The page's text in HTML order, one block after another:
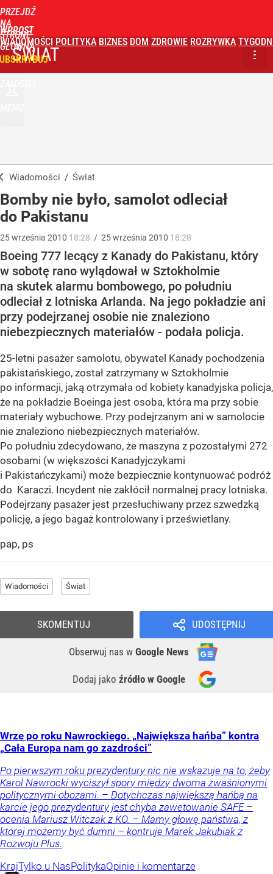
PRZEJDŹ
NA
STRONĘ
GŁÓWNĄ
WPROST
WIADOMOŚCI POLITYKA BIZNES DOM ZDROWIE ROZRYWKA
ŚWIAT
Wiadomości / Świat
Bomby nie było, samolot odleciał
do Pakistanu
25września 2010 18:28 / 25września 2010 18:28
Boeing 777 lecący z Kanady do Pakistanu, który
w sobotę rano wylądował w Sztokholmie
na skutek alarmu bombowego, po południu
odleciał z lotniska Arlanda. Na jego pokładzie ani
przy podejrzanej osobie nie znaleziono
niebezpiecznych materiałów - podała policja.
25-letni pasażer samolotu, obywatel Kanady pochodzenia
pakistańskiego, został zatrzymany w Sztokholmie
po informacji, jaką otrzymała od kobiety kanadyjska policja,
że na pokładzie Boeinga jest osoba, która ma przy sobie
materiały wybuchowe. Przy podejrzanym ani w samolocie
nie znaleziono niebezpiecznych materiałów.
Po południu zdecydowano, że maszyna z pozostałymi 272
osobami (w większości Kanadyjczykami
i Pakistańczykami) może bezpiecznie kontynuować podróż
do Karaczi. Incydent nie zakłócił normalnej pracy lotniska.
Podejrzany pasażer jest przesłuchiwany przez szwedzką
policję, a jego bagaż kontrolowany i prześwietlany.
pap, ps
Wiadomości Świat
UDOSTĘPNIJ
Obserwuj nas w Google News
Dodaj jako źródło w Google
SKOMENTUJ
Wrze po roku Nawrockiego. „Największa hańba” kontra
„Cała Europa nam go zazdrości”
Po pierwszym roku prezydentury nic nie wskazuje na to, żeby
Karol Nawrocki wyciszył spory między dwoma zwaśnionymi
politycznymi obozami. – Dotychczas największą hańbą na
karcie jego prezydentury jest chyba zawetowanie SAFE –
ocenia Mariusz Witczak z KO. – Mamy głowę państwa, z
której możemy być dumni – kontruje Marek Jakubiak z
Rozwoju Plus.
KrajTylko u NasPolitykaOpinie i komentarze